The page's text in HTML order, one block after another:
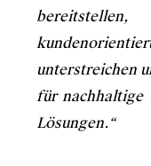
unterstreichen
für nachhaltige
Lösungen.“